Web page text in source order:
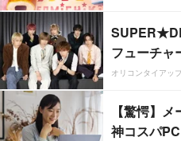
フューチャ
オリコンタイアッ
【驚愕】
神コスパPC